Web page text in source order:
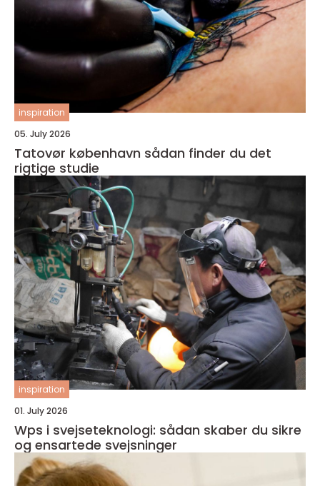
inspiration
05. July 2026
Tatovør københavn sådan finder du det
rigtige studie
inspiration
01. July 2026
Wps i svejseteknologi: sådan skaber du sikre
og ensartede svejsninger